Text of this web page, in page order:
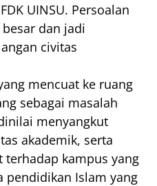
UINSU. Persoalan
dan jadi
civitas
mencuat ke ruang
sebagai masalah
menyangkut
akademik, serta
terhadap kampus yang
pendidikan Islam yang